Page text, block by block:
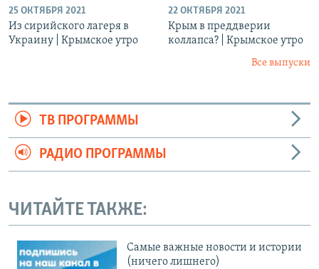
25 ОКТЯБРЯ 2021
Из сирийского лагеря в
Украину | Крымское утро
22 ОКТЯБРЯ 2021
Крым в преддверии
коллапса? | Крымское утро
Все выпуски
ТВ ПРОГРАММЫ
РАДИО ПРОГРАММЫ
ЧИТАЙТЕ ТАКЖЕ:
Cамые важные новости и истории
(ничего лишнего)